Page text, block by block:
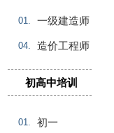
01. 一级建造师
04. 造价工程师
初高中培训
01. 初一